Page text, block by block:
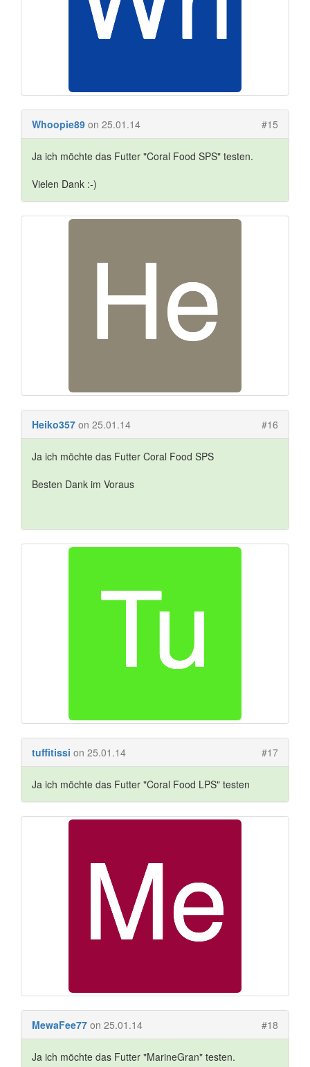
Whoopie89 on 25.01.14 #15
Ja ich möchte das Futter "Coral Food SPS" testen.
Vielen Dank :-)
Heiko357 on 25.01.14 #16
Ja ich möchte das Futter Coral Food SPS
Besten Dank im Voraus
tuffitissi on 25.01.14 #17
Ja ich möchte das Futter "Coral Food LPS" testen
MewaFee77 on 25.01.14 #18
Ja ich möchte das Futter "MarineGran" testen.